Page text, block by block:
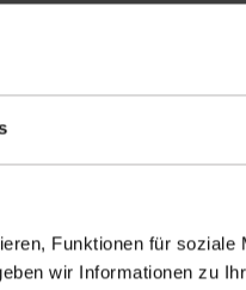
Funktionen für soziale
wir Informationen zu